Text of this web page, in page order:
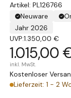
Artikel: PL126766
Neuware
Jahr 2026
UVP:1.350,00 €
1.015,00
inkl. MwSt.
Kostenloser
Lieferzeit: 1 - 2